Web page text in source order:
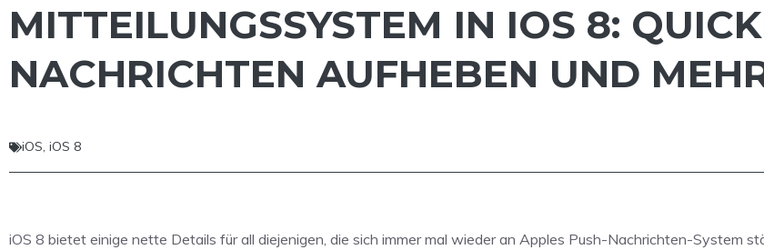
MITTEILUNGSSYSTEM IN IOS 8:
NACHRICHTEN AUFHEBEN UND
iOS, iOS 8
iOS 8 bietet einige nette Details für all diejenigen, die sich immer mal wieder an Apples Push-Nachrichten-System